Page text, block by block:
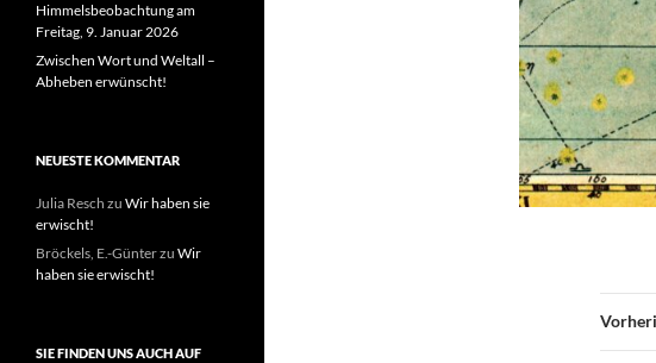
Himmelsbeobachtung am
Freitag, 9. Januar 2026
Zwischen Wort und Weltall –
Abheben erwünscht!
NEUESTE KOMMENTAR
Julia Resch zu Wir haben sie
erwischt!
Bröckels, E.-Günterzu Wir
haben sie erwischt!
SIE FINDEN UNS AUCH AUF